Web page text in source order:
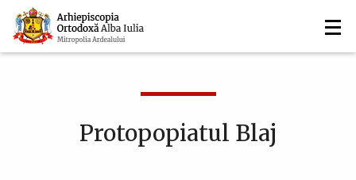
Mergi
la
conţinutul
Navigare
principală
Protopopiatul Blaj